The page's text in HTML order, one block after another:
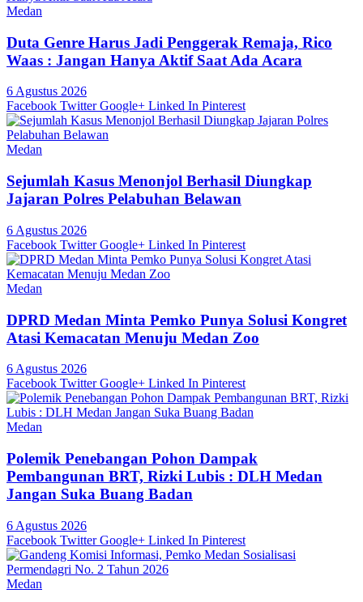
Medan
Duta Genre Harus Jadi Penggerak Remaja, Rico
Waas : Jangan Hanya Aktif Saat Ada Acara
6 Agustus 2026
Facebook Twitter Google+ Linked In Pinterest
Medan
Sejumlah Kasus Menonjol Berhasil Diungkap
Jajaran Polres Pelabuhan Belawan
6 Agustus 2026
Facebook Twitter Google+ Linked In Pinterest
Medan
DPRD Medan Minta Pemko Punya Solusi Kongret
Atasi Kemacatan Menuju Medan Zoo
6 Agustus 2026
Facebook Twitter Google+ Linked In Pinterest
Medan
Polemik Penebangan Pohon Dampak
Pembangunan BRT, Rizki Lubis : DLH Medan
Jangan Suka Buang Badan
6 Agustus 2026
Facebook Twitter Google+ Linked In Pinterest
Medan